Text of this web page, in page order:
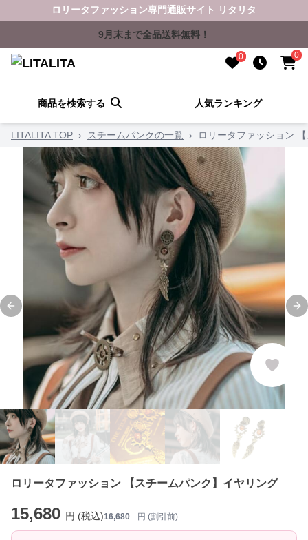
ロリータファッション専門通販サイト リタリタ
9月末まで全品送料無料！
0 0
商品を検索する 人気ランキング
LITALITA TOP › スチームパンクの一覧 › ロリータファッション
Previous slide
ロリータファッション 【スチームパンク】イヤリング
15,680 円 (税込)16,680 円 (割引前)